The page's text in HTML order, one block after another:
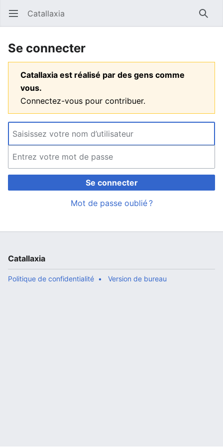
Ouvrir le menu principal Catallaxia
Se connecter
Catallaxia est réalisé par des gens comme
vous.
Connectez-vous pour contribuer.
Se connecter
Mot de passe oublié ?
Catallaxia
Politique de confidentialité Version de bureau